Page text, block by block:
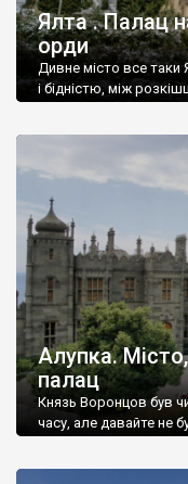
Ялта . Палац
орди
Дивне місто все таки
і бідністю, між
Алупка.
палац
Князь Воронцов був
часу, але давайте не